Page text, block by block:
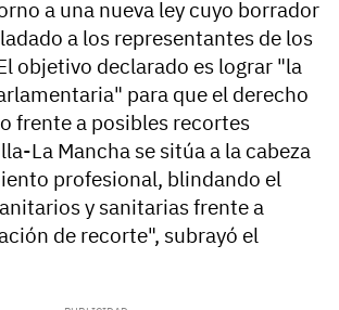
a una nueva ley cuyo borrador
a los representantes de los
objetivo declarado es lograr "la
para que el derecho
frente a posibles recortes
La Mancha se sitúa a la cabeza
profesional, blindando el
y sanitarias frente a
de recorte", subrayó el